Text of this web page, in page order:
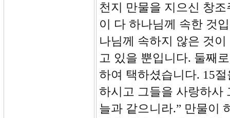
천지 만물을 지으신 창
이 다 하나님께 속한 것
나님께 속하지 않은 것
고 있을 뿐입니다. 둘째
하여 택하셨습니다. 15
하시고 그들을 사랑하사
늘과 같으니라.” 만물이